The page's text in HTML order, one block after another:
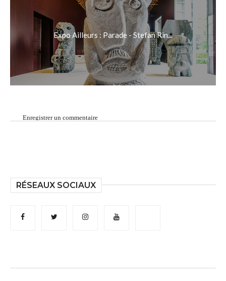
Expo Ailleurs : Parade - Stefan Rin...
Enregistrer un commentaire
RÉSEAUX SOCIAUX